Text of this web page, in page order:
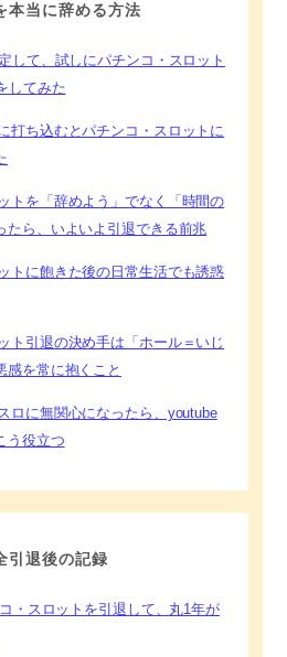
本当に辞める方法
して、試しにパチンコ・スロット
してみた
打ち込むとパチンコ・スロットに
トを「辞めよう」でなく「時間の
たら、いよいよ引退できる前兆
トに飽きた後の日常生活でも誘惑
ト引退の決め手は「ホール＝いじ
感を常に抱くこと
ロに無関心になったら、youtube
う役立つ
引退後の記録
・スロットを引退して、丸1年が